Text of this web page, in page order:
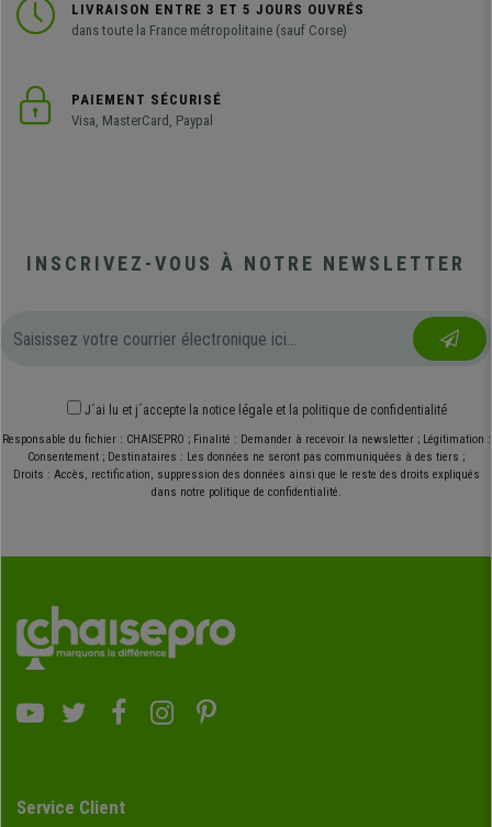
LIVRAISON ENTRE 3 ET 5 JOURS OUVRÉS
dans toute la France métropolitaine (sauf Corse)
PAIEMENT SÉCURISÉ
Visa, MasterCard, Paypal
INSCRIVEZ-VOUS À NOTRE NEWSLETTER
J´ai lu et j´accepte la notice légale et la politique de confidentialité
Responsable du fichier : CHAISEPRO ; Finalité : Demander à recevoir la newsletter ; Légitimation :
Consentement ; Destinataires : Les données ne seront pas communiquées à des tiers ;
Droits : Accès, rectification, suppression des données ainsi que le reste des droits expliqués
dans notre politique de confidentialité.
Service Client